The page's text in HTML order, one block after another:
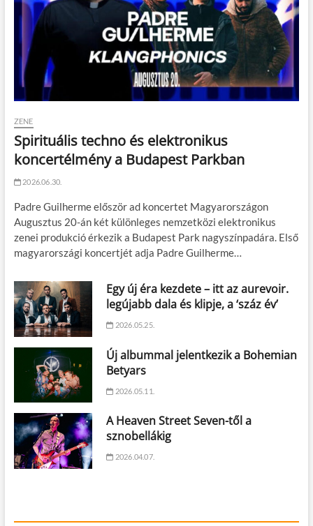
ZENE
Spirituális techno és elektronikus
koncertélmény a Budapest Parkban
2026.06.30.
Padre Guilherme először ad koncertet Magyarországon
Augusztus 20-án két különleges nemzetközi elektronikus
zenei produkció érkezik a Budapest Park nagyszínpadára. Első
magyarországi koncertjét adja Padre Guilherme…
Egy új éra kezdete – itt az aurevoir.
legújabb dala és klipje, a ‘száz év’
2026.05.25.
Új albummal jelentkezik a Bohemian
Betyars
2026.05.11.
A Heaven Street Seven-től a
sznobellákig
2026.04.07.